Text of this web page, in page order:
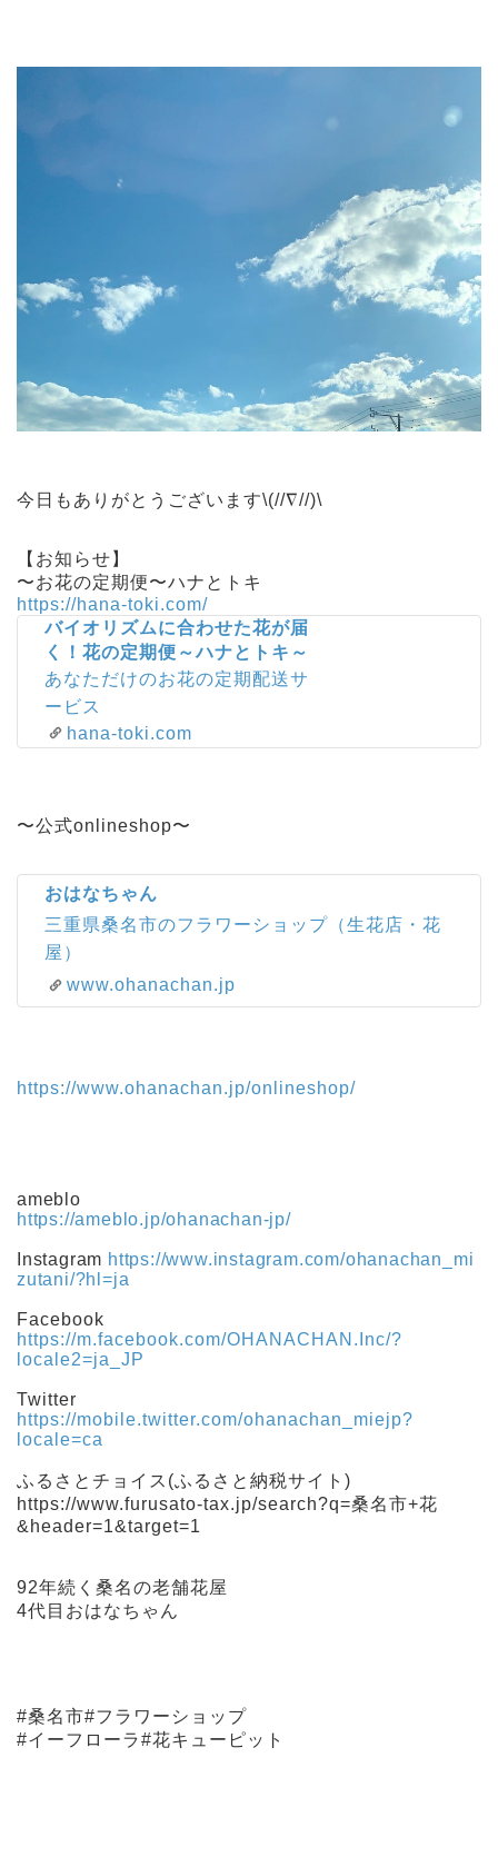
今日もありがとうございます\(//∇//)\
【お知らせ】
〜お花の定期便〜ハナとトキ
https://hana-toki.com/
バイオリズムに合わせた花が届
く！花の定期便～ハナとトキ～
あなただけのお花の定期配送サ
ービス
hana-toki.com
〜公式onlineshop〜
おはなちゃん
三重県桑名市のフラワーショップ（生花店・花
屋）
www.ohanachan.jp
https://www.ohanachan.jp/onlineshop/
ameblo
https://ameblo.jp/ohanachan-jp/
Instagram https://www.instagram.com/ohanachan_mi
zutani/?hl=ja
Facebook
https://m.facebook.com/OHANACHAN.Inc/?
locale2=ja_JP
Twitter
https://mobile.twitter.com/ohanachan_miejp?
locale=ca
ふるさとチョイス(ふるさと納税サイト)
https://www.furusato-tax.jp/search?q=桑名市+花
&header=1&target=1
92年続く桑名の老舗花屋
4代目おはなちゃん
#桑名市#フラワーショップ
#イーフローラ#花キューピット